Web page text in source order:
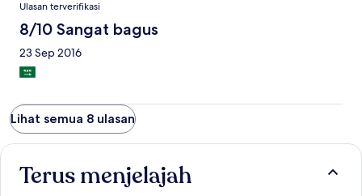
Ulasan terverifikasi
8/10 Sangat bagus
23 Sep 2016
Lihat semua 8 ulasan
Terus menjelajah